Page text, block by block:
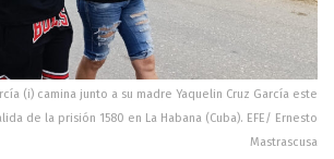
(i) camina junto a su madre Yaquelin Cruz García este
de la prisión 1580 en La Habana (Cuba). EFE/ Ernesto
Mastrascusa